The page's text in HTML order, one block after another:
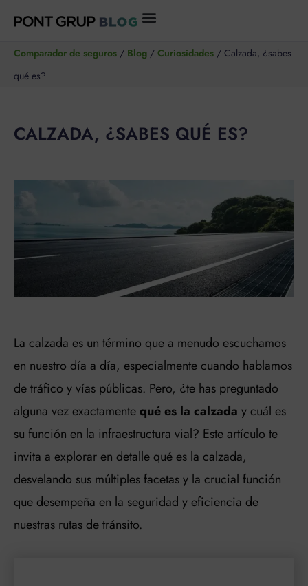
contenido
Comparador de seguros / Blog / Curiosidades / Calzada, ¿sabes
qué es?
CALZADA, ¿SABES QUÉ ES?
La calzada es un término que a menudo escuchamos
en nuestro día a día, especialmente cuando hablamos
de tráfico y vías públicas. Pero, ¿te has preguntado
alguna vez exactamentequé es la calzada y cuál es
su función en la infraestructura vial? Este artículo te
invita a explorar en detalle qué es la calzada,
desvelando sus múltiples facetas y la crucial función
que desempeña en la seguridad y eficiencia de
nuestras rutas de tránsito.